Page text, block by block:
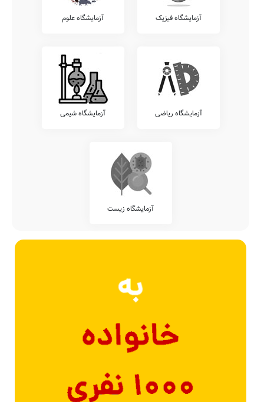
آزمایشگاه فیزیک آزمایشگاه علوم
آزمایشگاه ریاضی آزمایشگاه شیمی
آزمایشگاه زیست